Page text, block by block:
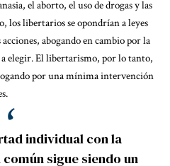
el aborto, el uso de drogas y las
los libertarios se opondrían a leyes
abogando en cambio por la
elegir. El libertarismo, por lo tanto,
por una mínima intervención
individual con la
sigue siendo un